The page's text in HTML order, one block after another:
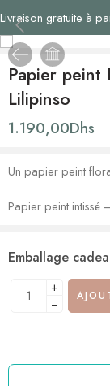
Livraison gratuite à
Papier
Lilipinso
1.190,00Dhs
Un papier peint
Papier peint
Emballage
+
−